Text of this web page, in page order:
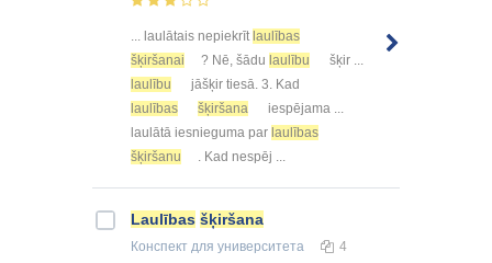
... laulātais nepiekrīt laulības
šķiršanai
? Nē, šādu laulību
šķir ...
laulību
jāšķir tiesā. 3. Kad
laulības
šķiršana
iespējama ...
laulātā iesnieguma par laulības
šķiršanu
. Kad nespēj ...
Laulības šķiršana
Конспект для университета 4